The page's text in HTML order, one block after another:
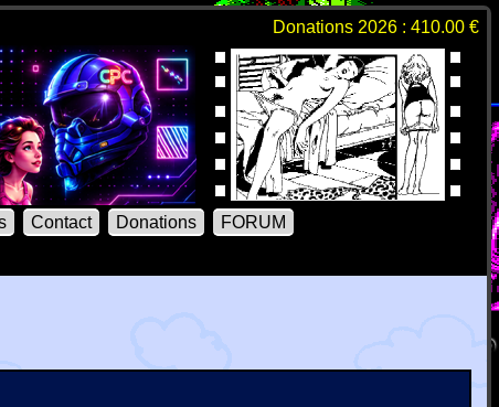
Donations 2026 : 410.00 €
Contact Donations
FORUM